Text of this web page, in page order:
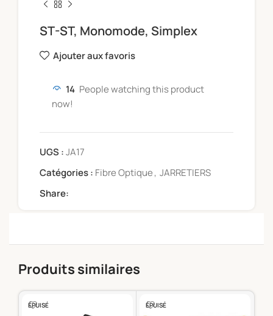
ST-ST, Monomode, Simplex
Ajouter aux favoris
14 People watching this product
now!
UGS :JA17
Catégories : Fibre Optique, JARRETIERS
Share:
Produits similaires
ÉPUISÉ ÉPUISÉ